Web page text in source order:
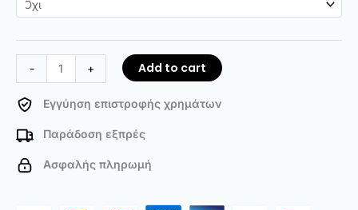
-
Test
+ Add to cart
Εγγύηση επιστροφής χρημάτων
Παράδοση εξπρές
Ασφαλής πληρωμή